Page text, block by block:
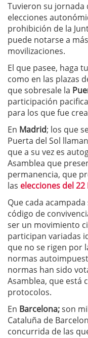
Tuvieron su jornada
elecciones
prohibición de la
puede notarse a
movilizaciones.
El que pasee, haga
como en las plazas
que sobresale la
participación
para los que fue
En Madrid; los que
Puerta del Sol
que a su vez es
Asamblea que
permanencia, que
las elecciones del 22
Que cada
código de
ser un movimiento
participan variadas
que no se rigen por
normas
normas han sido
Asamblea, que está
protocolos.
En Barcelona;son
Cataluña de
concurrida de las